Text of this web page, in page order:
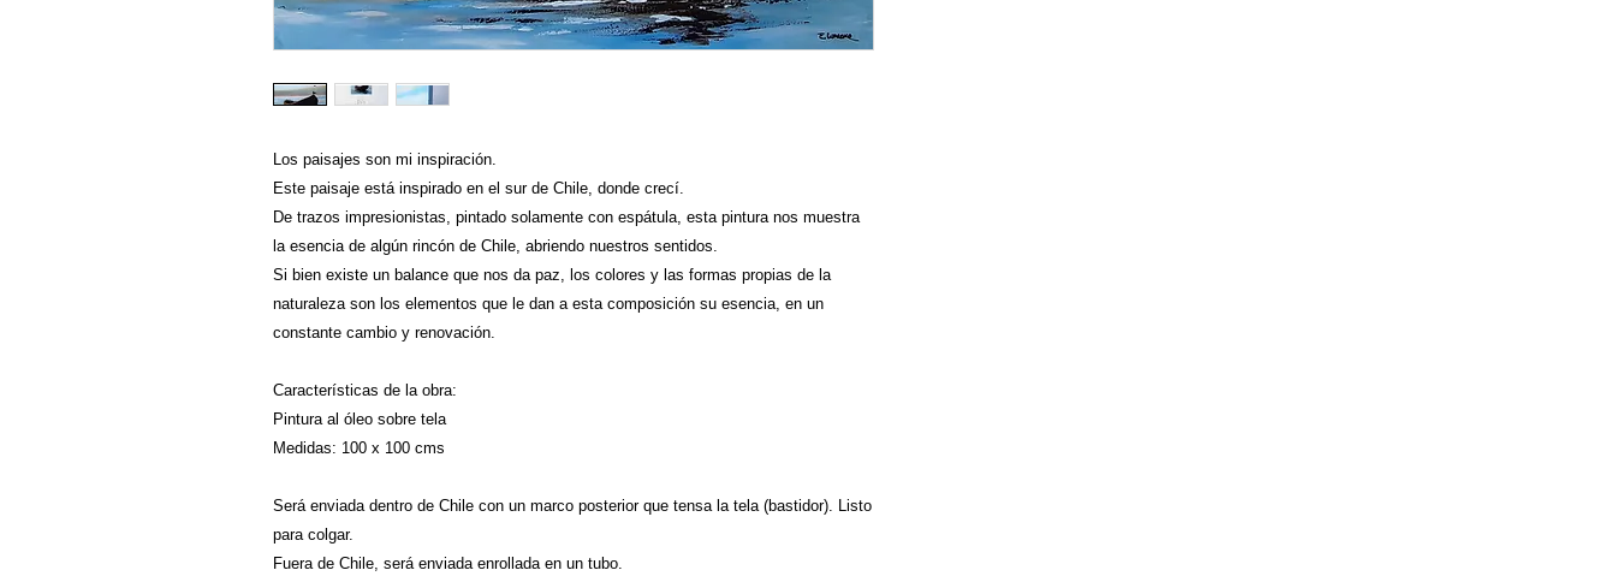
Los paisajes son mi inspiración.
Este paisaje está inspirado en el sur de Chile, donde crecí.
De trazos impresionistas, pintado solamente con espátula, esta pintura nos muestra
la esencia de algún rincón de Chile, abriendo nuestros sentidos.
Si bien existe un balance que nos da paz, los colores y las formas propias de la
naturaleza son los elementos que le dan a esta composición su esencia, en un
constante cambio y renovación.
Características de la obra:
Pintura al óleo sobre tela
Medidas: 100 x 100 cms
Será enviada dentro de Chile con un marco posterior que tensa la tela (bastidor). Listo
para colgar.
Fuera de Chile, será enviada enrollada en un tubo.